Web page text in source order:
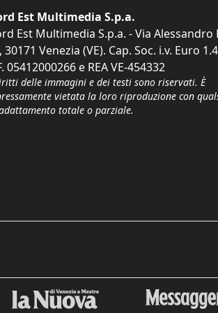
Est Multimedia S.p.a.
Est Multimedia S.p.a. - Via Alessandro
30171 Venezia (VE). Cap. Soc. i.v. Euro
05412000266 e REA VE-454332
delle immagini e dei testi sono riservati. È
vietata la loro riproduzione con
totale o parziale.